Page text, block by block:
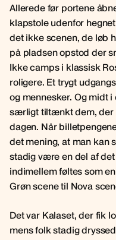
Allerede før portene
klapstole udenfor
det ikke scenen, de løb
på pladsen opstod der
Ikke camps i klassisk
roligere. Et trygt
og mennesker. Og midt
særligt tiltænkt dem, der
dagen. Når
det mening, at man kan
stadig være en del af
indimellem føltes som
Grøn scene til Nova
Det var Kalaset, der fik
mens folk stadig